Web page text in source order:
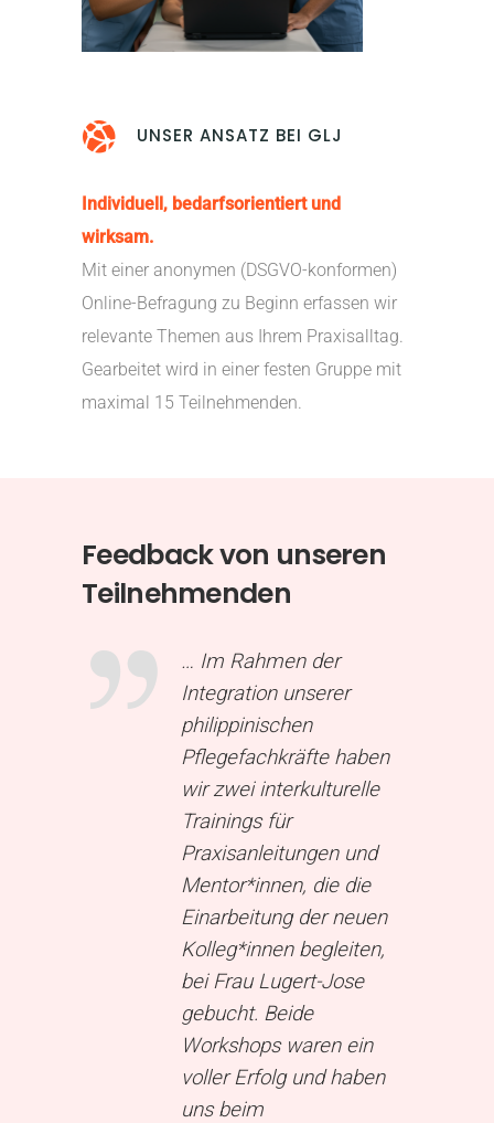
UNSER ANSATZ BEI GLJ
Individuell, bedarfsorientiert und
wirksam.
Mit einer anonymen (DSGVO-konformen)
Online-Befragung zu Beginn erfassen wir
relevante Themen aus Ihrem Praxisalltag.
Gearbeitet wird in einer festen Gruppe mit
maximal 15 Teilnehmenden.
Feedback von unseren
Teilnehmenden
… Im Rahmen der
Integration unserer
philippinischen
Pflegefachkräfte haben
wir zwei interkulturelle
Trainings für
Praxisanleitungen und
Mentor*innen, die die
Einarbeitung der neuen
Kolleg*innen begleiten,
bei Frau Lugert-Jose
gebucht. Beide
Workshops waren ein
voller Erfolg und haben
uns beim